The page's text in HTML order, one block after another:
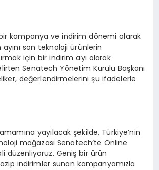
kampanya ve indirim dönemi olarak
son teknoloji ürünlerin
için bir indirim ayı olarak
Senatech Yönetim Kurulu Başkanı
değerlendirmelerini şu ifadelerle
yayılacak şekilde, Türkiye’nin
mağazası Senatech’te Online
düzenliyoruz. Geniş bir ürün
indirimler sunan kampanyamızla